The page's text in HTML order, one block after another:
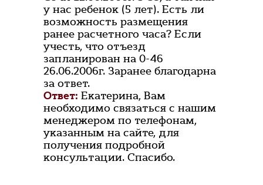
у нас ребенок (5 лет). Есть ли
возможность размещения
ранее расчетного часа? Если
учесть, что отъезд
запланирован на 0-46
26.06.2006г. Заранее благодарна
за ответ.
Ответ: Екатерина, Вам
необходимо связаться с нашим
менеджером по телефонам,
указанным на сайте, для
получения подробной
консультации. Спасибо.